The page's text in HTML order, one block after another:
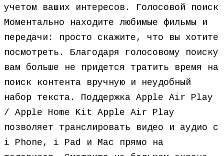
учетом ваших интересов. Голосовой поиск
Моментально находите любимые фильмы и
передачи: просто скажите, что вы хотите
посмотреть. Благодаря голосовому поиску
вам больше не придется тратить время на
поиск контента вручную и неудобный
набор текста. Поддержка Apple Air Play
/ Apple Home Kit Apple Air Play
позволяет транслировать видео и аудио с
i Phone, i Pad и Mac прямо на